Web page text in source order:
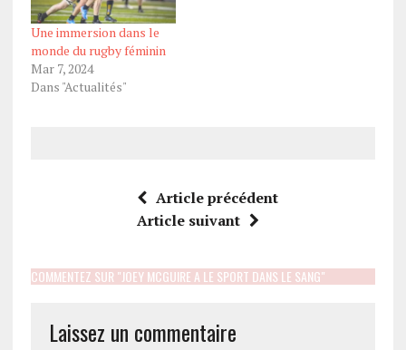
Une immersion dans le
monde du rugby féminin
Mar 7, 2024
Dans "Actualités"
Article précédent
Article suivant
COMMENTEZ SUR "JOEY MCGUIRE A LE SPORT DANS LE SANG"
Laissez un commentaire